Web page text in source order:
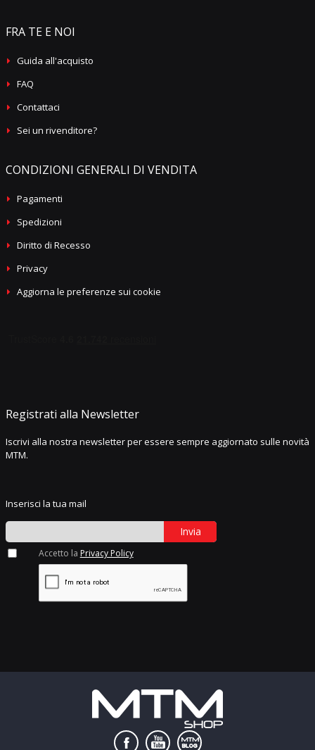
FRA TE E NOI
Guida all'acquisto
FAQ
Contattaci
Sei un rivenditore?
CONDIZIONI GENERALI DI VENDITA
Pagamenti
Spedizioni
Diritto di Recesso
Privacy
Aggiorna le preferenze sui cookie
Registrati alla Newsletter
Iscrivi alla nostra newsletter per essere sempre aggiornato sulle novità
MTM.
Inserisci la tua mail
Invia
Accetto la Privacy Policy